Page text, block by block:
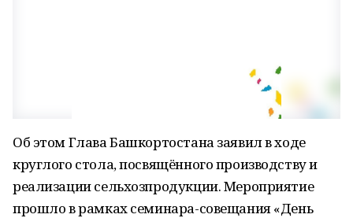
Об этом Глава Башкортостана заявил в ходе
круглого стола, посвящённого производству и
реализации сельхозпродукции. Мероприятие
прошло в рамках семинара-совещания «День